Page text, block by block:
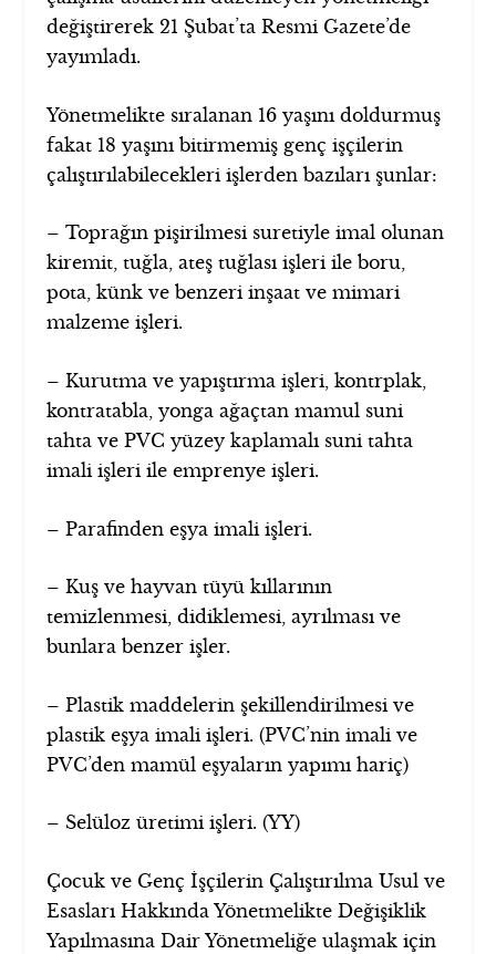
değiştirerek 21 Şubat’ta Resmi Gazete’de
yayımladı.
Yönetmelikte sıralanan 16 yaşını doldurmuş
fakat 18 yaşını bitirmemiş genç işçilerin
çalıştırılabilecekleri işlerden bazıları şunlar:
– Toprağın pişirilmesi suretiyle imal olunan
kiremit, tuğla, ateş tuğlası işleri ile boru,
pota, künk ve benzeri inşaat ve mimari
malzeme işleri.
– Kurutma ve yapıştırma işleri, kontrplak,
kontratabla, yonga ağaçtan mamul suni
tahta ve PVC yüzey kaplamalı suni tahta
imali işleri ile emprenye işleri.
– Parafinden eşya imali işleri.
– Kuş ve hayvan tüyü kıllarının
temizlenmesi, didiklemesi, ayrılması ve
bunlara benzer işler.
– Plastik maddelerin şekillendirilmesi ve
plastik eşya imali işleri. (PVC’nin imali ve
PVC’den mamül eşyaların yapımı hariç)
– Selüloz üretimi işleri. (YY)
Çocuk ve Genç İşçilerin Çalıştırılma Usul ve
Esasları Hakkında Yönetmelikte Değişiklik
Yapılmasına Dair Yönetmeliğe ulaşmak için